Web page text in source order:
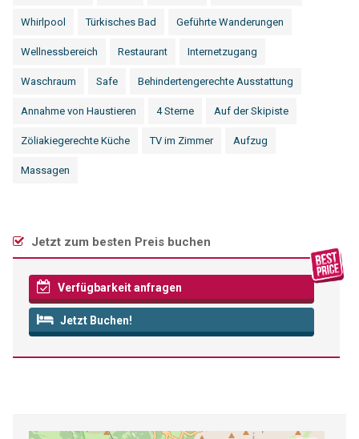
Whirlpool Türkisches Bad Geführte Wanderungen
Wellnessbereich Restaurant Internetzugang
Waschraum Safe Behindertengerechte Ausstattung
Annahme von Haustieren 4 Sterne Auf der Skipiste
Zöliakiegerechte Küche TV im Zimmer Aufzug
Massagen
Jetzt zum besten Preis buchen
Verfügbarkeit anfragen
Jetzt Buchen!